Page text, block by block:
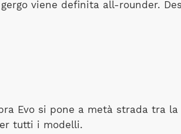
viene definita all-rounder.
Evo si pone a metà strada tra
tutti i modelli.